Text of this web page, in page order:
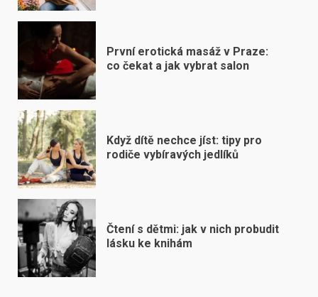
První erotická masáž v Praze:
co čekat a jak vybrat salon
Když dítě nechce jíst: tipy pro
rodiče vybíravých jedlíků
Čtení s dětmi: jak v nich probudit
lásku ke knihám